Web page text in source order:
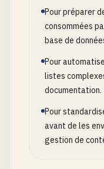
Pour préparer
consommées
base de
Pour
listes
documentation.
Pour
avant de les
gestion de